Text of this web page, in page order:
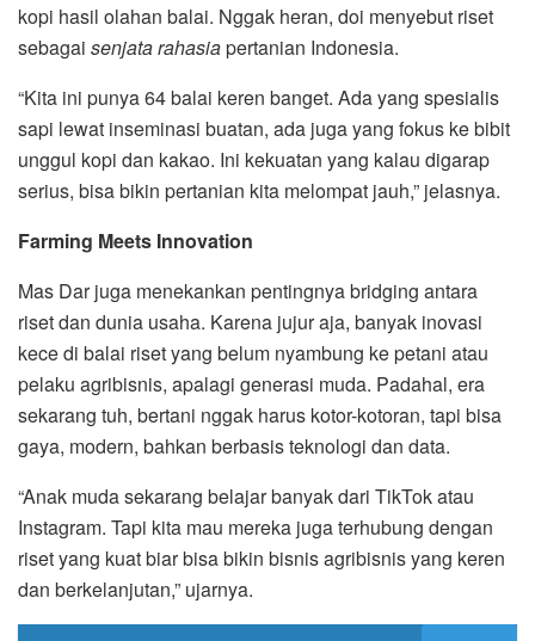
kopi hasil olahan balai. Nggak heran, doi menyebut riset
sebagai senjata rahasiapertanian Indonesia.
“Kita ini punya 64 balai keren banget. Ada yang spesialis
sapi lewat inseminasi buatan, ada juga yang fokus ke bibit
unggul kopi dan kakao. Ini kekuatan yang kalau digarap
serius, bisa bikin pertanian kita melompat jauh,” jelasnya.
Farming Meets Innovation
Mas Dar juga menekankan pentingnya bridging antara
riset dan dunia usaha. Karena jujur aja, banyak inovasi
kece di balai riset yang belum nyambung ke petani atau
pelaku agribisnis, apalagi generasi muda. Padahal, era
sekarang tuh, bertani nggak harus kotor-kotoran, tapi bisa
gaya, modern, bahkan berbasis teknologi dan data.
“Anak muda sekarang belajar banyak dari TikTok atau
Instagram. Tapi kita mau mereka juga terhubung dengan
riset yang kuat biar bisa bikin bisnis agribisnis yang keren
dan berkelanjutan,” ujarnya.